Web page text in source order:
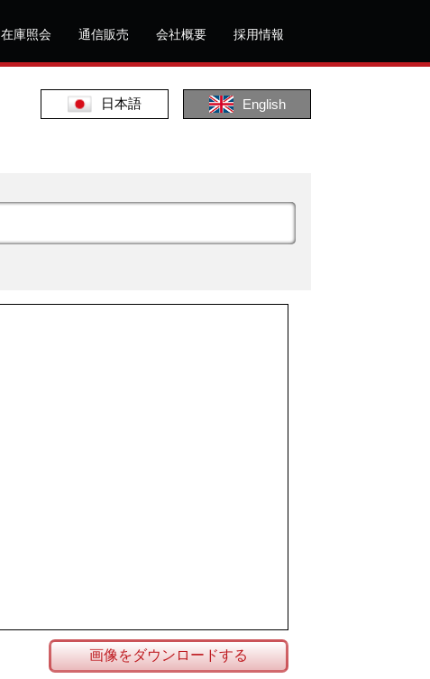
在庫照会 通信販売 会社概要 採用情報
日本語 English
画像をダウンロードする